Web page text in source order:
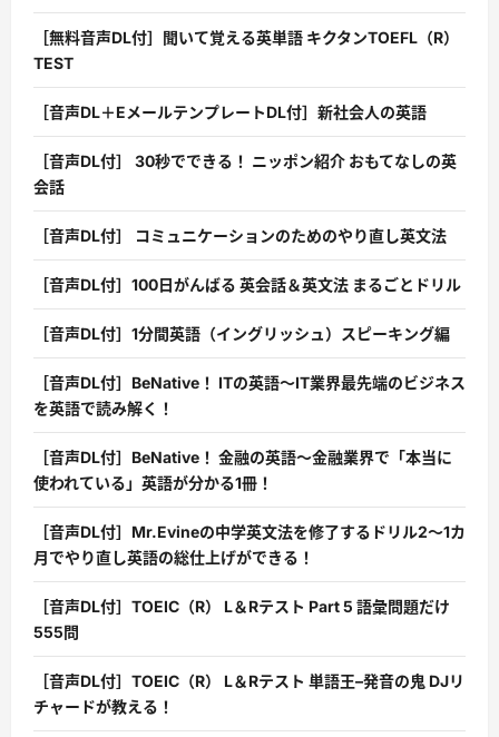
［無料音声DL付］聞いて覚える英単語 キクタンTOEFL（R）
TEST
［音声DL＋EメールテンプレートDL付］新社会人の英語
［音声DL付］ 30秒でできる！ ニッポン紹介 おもてなしの英
会話
［音声DL付］ コミュニケーションのためのやり直し英文法
［音声DL付］100日がんばる 英会話＆英文法 まるごとドリル
［音声DL付］1分間英語（イングリッシュ）スピーキング編
［音声DL付］BeNative！ ITの英語〜IT業界最先端のビジネス
を英語で読み解く！
［音声DL付］BeNative！ 金融の英語〜金融業界で「本当に
使われている」英語が分かる1冊！
［音声DL付］Mr.Evineの中学英文法を修了するドリル2〜1カ
月でやり直し英語の総仕上げができる！
［音声DL付］TOEIC（R） L＆Rテスト Part 5 語彙問題だけ
555問
［音声DL付］TOEIC（R） L＆Rテスト 単語王–発音の鬼 DJリ
チャードが教える！